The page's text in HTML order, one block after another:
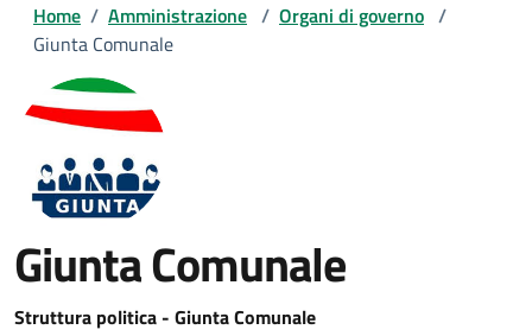
Home / Amministrazione / Organi di governo /
Giunta Comunale
Giunta Comunale
Struttura politica - Giunta Comunale